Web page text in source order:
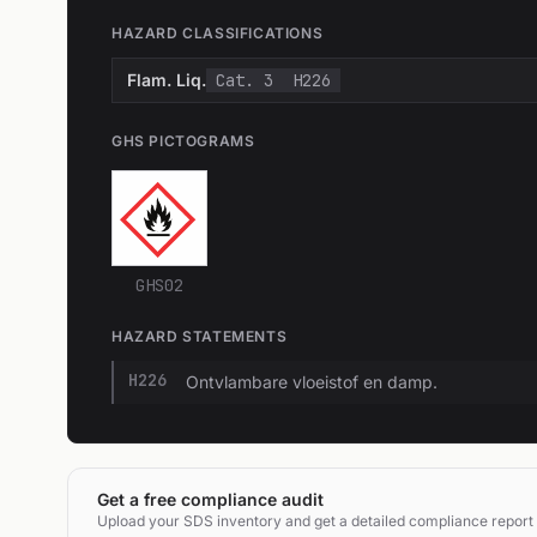
HAZARD CLASSIFICATIONS
Flam. Liq. Cat. 3 H226
GHS PICTOGRAMS
GHS02
HAZARD STATEMENTS
H226 Ontvlambare vloeistof en damp.
Get a free compliance audit
Upload your SDS inventory and get a detailed compliance report